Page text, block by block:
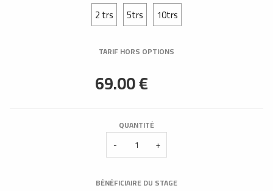
2 trs 5trs 10trs
TARIF HORS OPTIONS
QUANTITÉ
- +
BÉNÉFICIAIRE DU STAGE